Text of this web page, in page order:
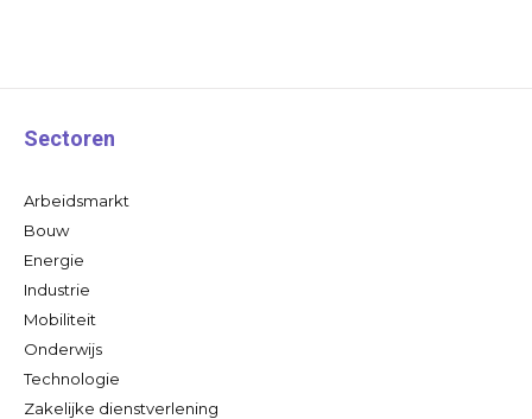
Sectoren
Arbeidsmarkt
Bouw
Energie
Industrie
Mobiliteit
Onderwijs
Technologie
Zakelijke dienstverlening